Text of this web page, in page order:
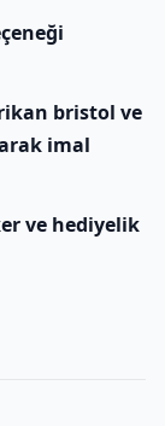
bristol ve
imal
ve hediyelik